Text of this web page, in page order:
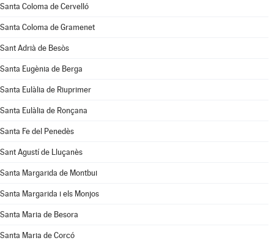
Santa Coloma de Cervelló
Santa Coloma de Gramenet
Sant Adrià de Besòs
Santa Eugènia de Berga
Santa Eulàlia de Riuprimer
Santa Eulàlia de Ronçana
Santa Fe del Penedès
Sant Agustí de Lluçanès
Santa Margarida de Montbui
Santa Margarida i els Monjos
Santa Maria de Besora
Santa Maria de Corcó